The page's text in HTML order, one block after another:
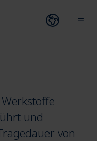
Open
und
von